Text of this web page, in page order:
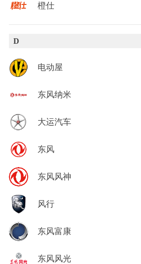
橙仕
D
电动屋
东风纳米
大运汽车
东风
东风风神
风行
东风富康
东风风光